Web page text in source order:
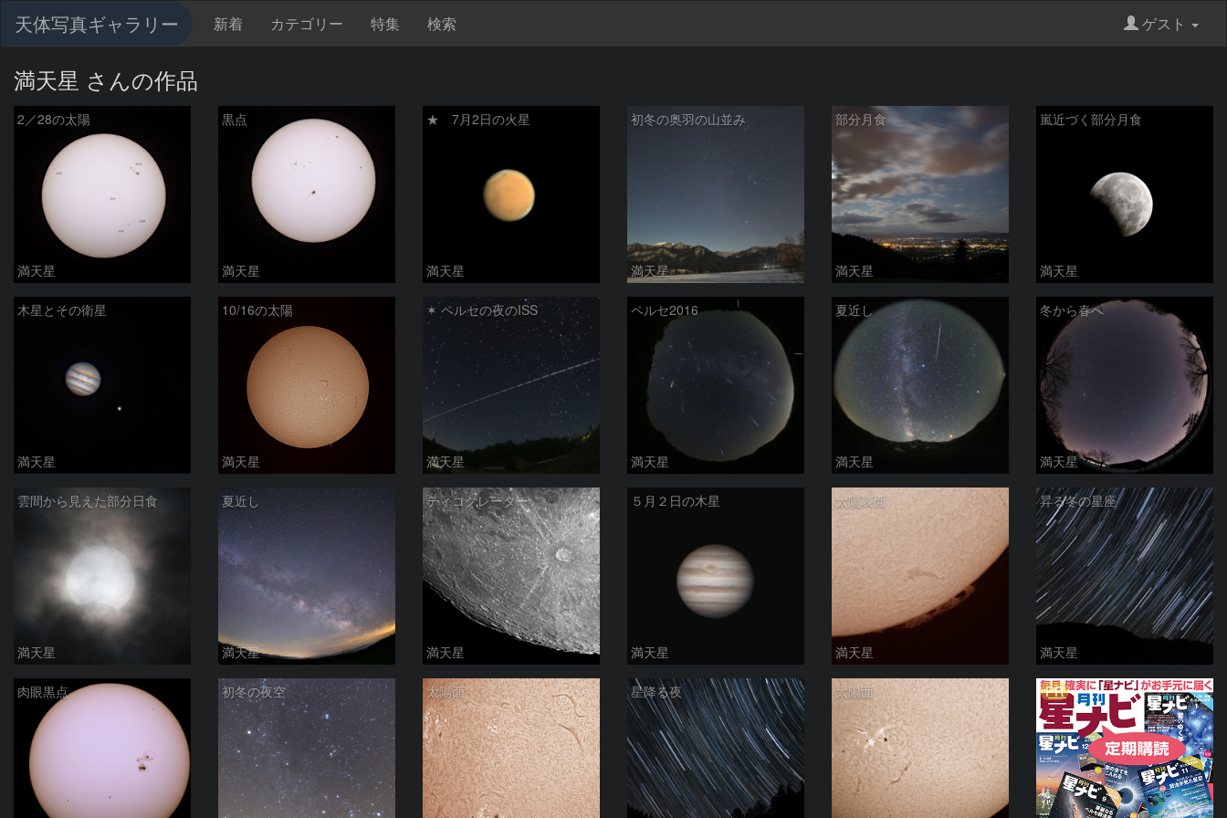
天体写真ギャラリー 新着 カテゴリー 特集 検索 ゲスト
満天星 さんの作品
2／28の太陽
満天星
黒点
満天星
★ 7月2日の火星
満天星
初冬の奥羽の山並み
満天星
部分月食
満天星
嵐近づく部分月食
満天星
木星とその衛星
満天星
10/16の太陽
満天星
✶ ペルセの夜のISS
満天星
ペルセ2016
満天星
夏近し
満天星
冬から春へ
満天星
雲間から見えた部分日食
満天星
夏近し
満天星
ティコクレーター
満天星
５月２日の木星
満天星
太陽表面
満天星
昇る冬の星座
満天星
肉眼黒点 初冬の夜空 太陽面 星降る夜 太陽面 PR